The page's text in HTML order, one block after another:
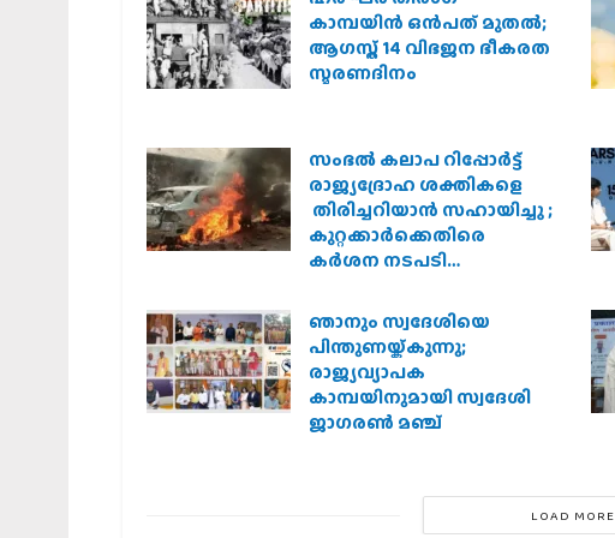
കാമ്പയിന്‍ ഒന്‍പത് മുതല്‍;
ആഗസ്ത് 14 വിഭജന ഭീകരത
സ്മരണദിനം
സംഭൽ കലാപ റിപ്പോർട്ട്
രാജ്യദ്രോഹ ശക്തികളെ
തിരിച്ചറിയാൻ സഹായിച്ചു ;
കുറ്റക്കാർക്കെതിരെ
കർശന നടപടി
പരിഷത്ത്
ഞാനും സ്വദേശിയെ
പിന്തുണയ്ക്കുന്നു;
രാജ്യവ്യാപക
കാമ്പയിനുമായി സ്വദേശി
ജാഗരണ്‍ മഞ്ച്
LOAD MORE